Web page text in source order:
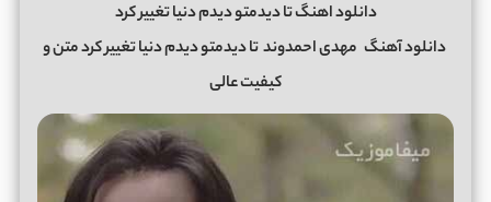
دانلود اهنگ تا دیدمتو دیدم دنیا تغییر کرد
دانلود آهنگ مهدی احمدوندتا دیدمتو دیدم دنیا تغییر کرد متن و
کیفیت عالی